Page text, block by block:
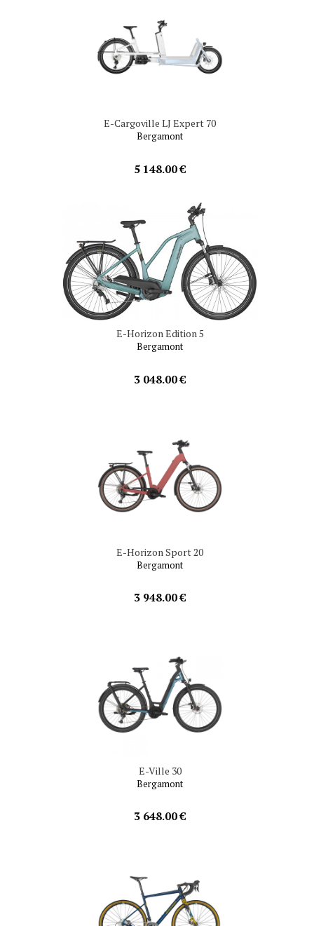
E-Cargoville LJ Expert 70
Bergamont
5 148.00 €
E-Horizon Edition 5
Bergamont
3 048.00 €
E-Horizon Sport 20
Bergamont
3 948.00 €
E-Ville 30
Bergamont
3 648.00 €